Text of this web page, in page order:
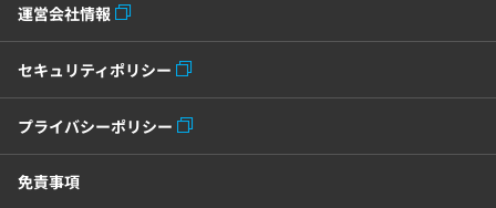
運営会社情報
セキュリティポリシー
プライバシーポリシー
免責事項